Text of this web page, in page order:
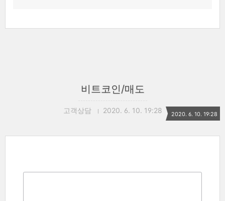
비트코인/매도
고객상담 2020. 6. 10. 19:28 2020. 6. 10. 19:28